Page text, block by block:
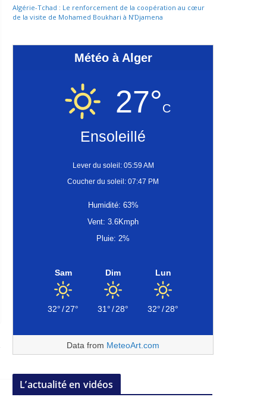
Algérie-Tchad : Le renforcement de la coopération au cœur
de la visite de Mohamed Boukhari à N’Djamena
Météo à Alger
27°C
Ensoleillé
Lever du soleil: 05:59 AM
Coucher du soleil: 07:47 PM
Humidité: 63%
Vent: 3.6Kmph
Pluie: 2%
Sam
32°/27°
Dim
31°/28°
Lun
32°/28°
Data from MeteoArt.com
L’actualité en vidéos